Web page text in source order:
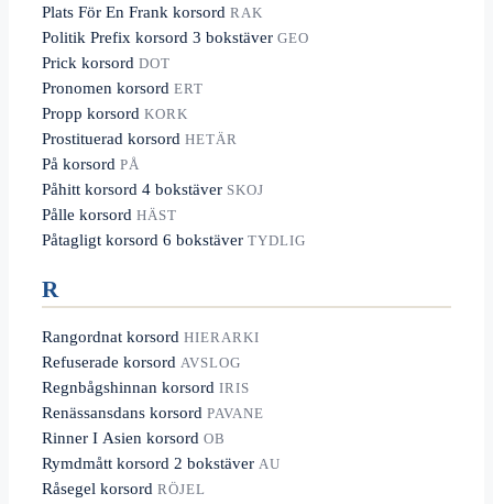
Plats För En Frank korsord RAK
Politik Prefix korsord 3 bokstäver GEO
Prick korsord DOT
Pronomen korsord ERT
Propp korsord KORK
Prostituerad korsord HETÄR
På korsord PÅ
Påhitt korsord 4 bokstäver SKOJ
Pålle korsord HÄST
Påtagligt korsord 6 bokstäver TYDLIG
R
Rangordnat korsord HIERARKI
Refuserade korsord AVSLOG
Regnbågshinnan korsord IRIS
Renässansdans korsord PAVANE
Rinner I Asien korsord OB
Rymdmått korsord 2 bokstäver AU
Råsegel korsord RÖJEL